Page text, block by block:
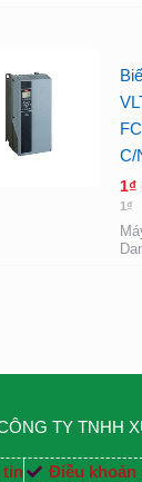
C/
1₫
1 ₫
TY TNHH
tin Điều khoản